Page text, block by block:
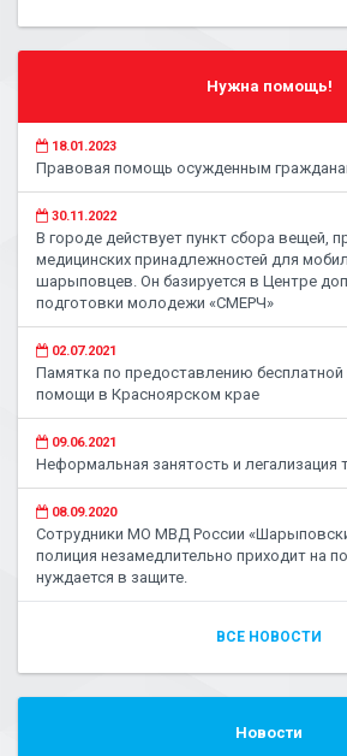
Нужна помощь!
18.01.2023
Правовая помощь осужденным
30.11.2022
В городе действует пункт сбора вещей,
медицинских принадлежностей для
шарыповцев. Он базируется в Центре
подготовки молодежи «СМЕРЧ»
02.07.2021
Памятка по предоставлению
помощи в Красноярском крае
09.06.2021
Неформальная занятость и легализация
08.09.2020
Сотрудники МО МВД России
полиция незамедлительно приходит на
нуждается в защите.
ВСЕ НОВОСТИ
Новости